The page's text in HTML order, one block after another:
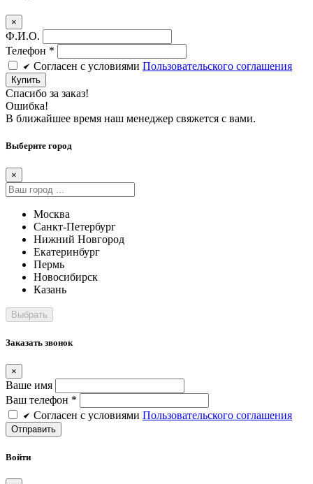
×
Ф.И.О.
Телефон *
Cогласен c условиями Пользовательского соглашения
Купить
Спасибо за заказ!
Ошибка!
В ближайшее время наш менеджер свяжется с вами.
Выберите город
×
Москва
Санкт-Петербург
Нижний Новгород
Екатеринбург
Пермь
Новосибирск
Казань
Заказать звонок
×
Ваше имя
Ваш телефон *
Cогласен c условиями Пользовательского соглашения
Войти